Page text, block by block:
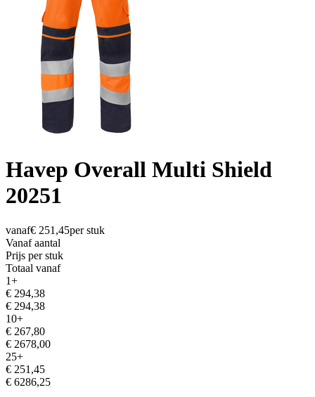
Havep Overall Multi Shield
20251
vanaf€ 251,45per stuk
Vanaf aantal
Prijs per stuk
Totaal vanaf
1+
€ 294,38
€ 294,38
10+
€ 267,80
€ 2678,00
25+
€ 251,45
€ 6286,25